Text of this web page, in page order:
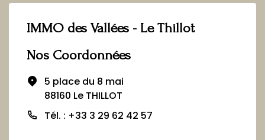
IMMO des Vallées - Le Thillot
Nos Coordonnées
5 place du 8 mai
88160 Le THILLOT
Tél. : +33 3 29 62 42 57